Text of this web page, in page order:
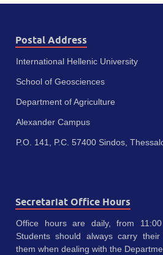
Postal Address
International Hellenic University
School of Geosciences
Department of Agriculture
Alexander Campus
P.O. 141, P.C. 57400 Sindos,
Secretariat Office Hours
Office hours are daily, from
Students should always carry
them when dealing with the